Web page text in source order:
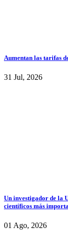
Aumentan las tarifas
31 Jul, 2026
Un investigador de la
científicos más
01 Ago, 2026